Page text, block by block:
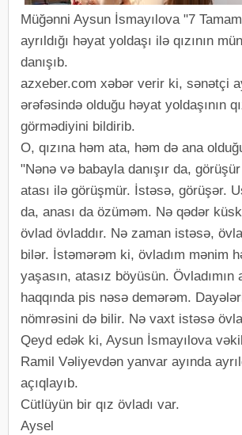
Müğənni Aysun İsmayılova "7
ayrıldığı həyat yoldaşı ilə qızının
danışıb.
azxeber.com xəbər verir ki, sənətçi
ərəfəsində olduğu həyat yoldaşının
görmədiyini bildirib.
O, qızına həm ata, həm də ana
"Nənə və babayla danışır da,
atası ilə görüşmür. İstəsə, görüşər.
da, anası da özüməm. Nə qədər
övlad övladdır. Nə zaman istəsə,
bilər. İstəmərəm ki, övladım mənim
yaşasın, atasız böyüsün. Övladımın
haqqında pis nəsə demərəm.
nömrəsini də bilir. Nə vaxt istəsə
Qeyd edək ki, Aysun İsmayılova
Ramil Vəliyevdən yanvar ayında
açıqlayıb.
Cütlüyün bir qız övladı var.
Aysel